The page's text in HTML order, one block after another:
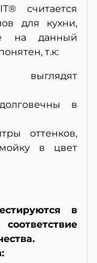
считается
для кухни,
на данный
т.к:
в
оттенков,
в цвет
в